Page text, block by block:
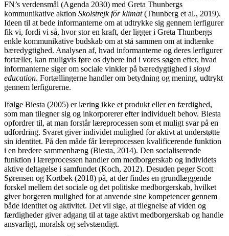
FN’s verdensmål (Agenda 2030) med Greta Thunbergs
kommunikative aktion Skolstrejk för klimat(Thunberg et al., 2019).
Ideen til at bede informanterne om at udtrykke sig gennem lerfigurer
fik vi, fordi vi så, hvor stor en kraft, der ligger i Greta Thunbergs
enkle kommunikative budskab om at stå sammen om at indtænke
bæredygtighed. Analysen af, hvad informanterne og deres lerfigurer
fortæller, kan muligvis føre os dybere ind i vores søgen efter, hvad
informanterne siger om sociale vinkler på bæredygtighed i sloyd
education. Fortællingerne handler om betydning og mening, udtrykt
gennem lerfigurerne.
Ifølge Biesta (2005) er læring ikke et produkt eller en færdighed,
som man tilegner sig og inkorporerer efter individuelt behov. Biesta
opfordrer til, at man forstår læreprocessen som et muligt svar på en
udfordring. Svaret giver individet mulighed for aktivt at understøtte
sin identitet. På den måde får læreprocessen kvalificerende funktion
i en bredere sammenhæng (Biesta, 2014). Den socialiserende
funktion i læreprocessen handler om medborgerskab og individets
aktive deltagelse i samfundet (Koch, 2012). Desuden peger Scott
Sørensen og Kortbek (2018) på, at der findes en grundlæggende
forskel mellem det sociale og det politiske medborgerskab, hvilket
giver borgeren mulighed for at anvende sine kompetencer gennem
både identitet og aktivitet. Det vil sige, at tilegnelse af viden og
færdigheder giver adgang til at tage aktivt medborgerskab og handle
ansvarligt, moralsk og selvstændigt.